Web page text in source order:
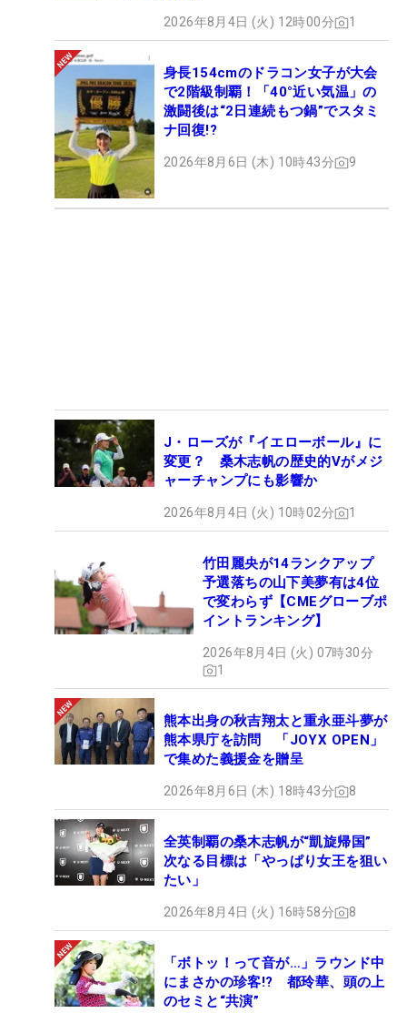
2026年8月4日 (火) 12時00分 1
身長154cmのドラコン女子が大会
で2階級制覇！「40°近い気温」の
激闘後は“2日連続もつ鍋”でスタミ
ナ回復!?
2026年8月6日 (木) 10時43分 9
J・ローズが『イエローボール』に
変更？ 桑木志帆の歴史的Vがメジ
ャーチャンプにも影響か
2026年8月4日 (火) 10時02分 1
竹田麗央が14ランクアップ
予選落ちの山下美夢有は4位
で変わらず【CMEグローブポ
イントランキング】
2026年8月4日 (火) 07時30分
1
熊本出身の秋吉翔太と重永亜斗夢が
熊本県庁を訪問 「JOYX OPEN」
で集めた義援金を贈呈
2026年8月6日 (木) 18時43分 8
全英制覇の桑木志帆が“凱旋帰国”
次なる目標は「やっぱり女王を狙い
たい」
2026年8月4日 (火) 16時58分 8
「ボトッ！って音が…」ラウンド中
にまさかの珍客!? 都玲華、頭の上
のセミと“共演”